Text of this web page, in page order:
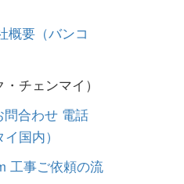
チェンマイ）